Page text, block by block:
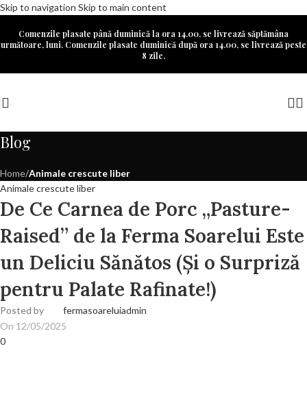
Skip to navigation Skip to main content
Comenzile plasate până duminică la ora 14.00, se livrează săptămâna
următoare, luni. Comenzile plasate duminică după ora 14.00, se livrează peste
8 zile.
Blog
Home/Animale crescute liber
Animale crescute liber
De Ce Carnea de Porc „Pasture-
Raised” de la Ferma Soarelui Este
un Deliciu Sănătos (Și o Surpriză
pentru Palate Rafinate!)
Posted by
fermasoareluiadmin
On 12/05/2025
0